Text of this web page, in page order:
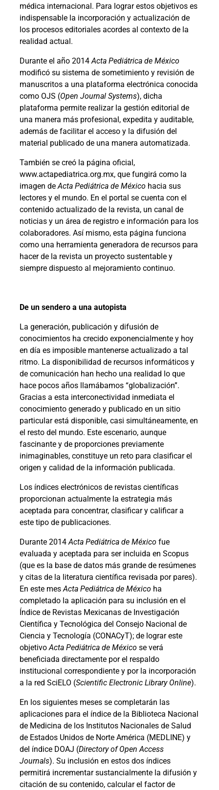
médica internacional. Para lograr estos objetivos es
indispensable la incorporación y actualización de
los procesos editoriales acordes al contexto de la
realidad actual.
Durante el año 2014Acta Pediátrica de México
modificó su sistema de sometimiento y revisión de
manuscritos a una plataforma electrónica conocida
como OJS (Open Journal Systems), dicha
plataforma permite realizar la gestión editorial de
una manera más profesional, expedita y auditable,
además de facilitar el acceso y la difusión del
material publicado de una manera automatizada.
También se creó la página oficial,
www.actapediatrica.org.mx, que fungirá como la
imagen deActa Pediátrica de México hacia sus
lectores y el mundo. En el portal se cuenta con el
contenido actualizado de la revista, un canal de
noticias y un área de registro e información para los
colaboradores. Así mismo, esta página funciona
como una herramienta generadora de recursos para
hacer de la revista un proyecto sustentable y
siempre dispuesto al mejoramiento continuo.
De un sendero a una autopista
La generación, publicación y difusión de
conocimientos ha crecido exponencialmente y hoy
en día es imposible mantenerse actualizado a tal
ritmo. La disponibilidad de recursos informáticos y
de comunicación han hecho una realidad lo que
hace pocos años llamábamos “globalización”.
Gracias a esta interconectividad inmediata el
conocimiento generado y publicado en un sitio
particular está disponible, casi simultáneamente, en
el resto del mundo. Este escenario, aunque
fascinante y de proporciones previamente
inimaginables, constituye un reto para clasificar el
origen y calidad de la información publicada.
Los índices electrónicos de revistas científicas
proporcionan actualmente la estrategia más
aceptada para concentrar, clasificar y calificar a
este tipo de publicaciones.
Durante 2014Acta Pediátrica de México fue
evaluada y aceptada para ser incluida en Scopus
(que es la base de datos más grande de resúmenes
y citas de la literatura científica revisada por pares).
En este mesActa Pediátrica de México ha
completado la aplicación para su inclusión en el
Índice de Revistas Mexicanas de Investigación
Científica y Tecnológica del Consejo Nacional de
Ciencia y Tecnología (CONACyT); de lograr este
objetivoActa Pediátrica de México se verá
beneficiada directamente por el respaldo
institucional correspondiente y por la incorporación
a la red SciELO (Scientific Electronic Library Online).
En los siguientes meses se completarán las
aplicaciones para el índice de la Biblioteca Nacional
de Medicina de los Institutos Nacionales de Salud
de Estados Unidos de Norte América (MEDLINE) y
del índice DOAJ (Directory of Open Access
Journals). Su inclusión en estos dos índices
permitirá incrementar sustancialmente la difusión y
citación de su contenido, calcular el factor de